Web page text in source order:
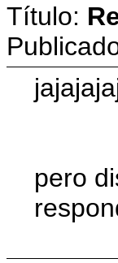
Título:
pero